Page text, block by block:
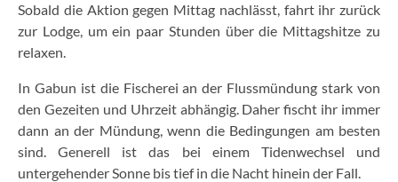
Sobald die Aktion gegen Mittag nachlässt, fahrt ihr zurück
zur Lodge, um ein paar Stunden über die Mittagshitze zu
relaxen.
In Gabun ist die Fischerei an der Flussmündung stark von
den Gezeiten und Uhrzeit abhängig. Daher fischt ihr immer
dann an der Mündung, wenn die Bedingungen am besten
sind. Generell ist das bei einem Tidenwechsel und
untergehender Sonne bis tief in die Nacht hinein der Fall.